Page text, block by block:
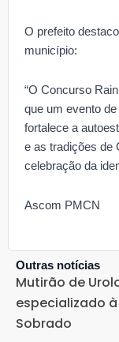
O prefeito
município:
“O Concurso
que um evento
fortalece a
e as tradições de
celebração da
Ascom PMCN
Outras notícias
Mutirão de
especializado
Sobrado